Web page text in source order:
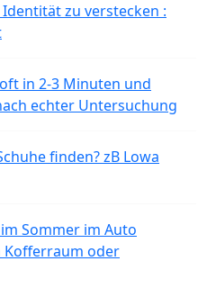
zu verstecken :
in 2-3 Minuten und
echter Untersuchung
finden? zB Lowa
Sommer im Auto
Kofferraum oder